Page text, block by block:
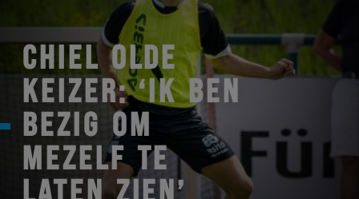
CHIEL OLDE
KEIZER: ‘IK BEN
BEZIG OM
MEZELF TE